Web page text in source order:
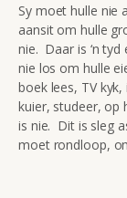
Sy moet hulle nie
aansit om hulle
nie. Daar is ‘n
nie los om hulle
boek lees, TV
kuier, studeer, op
is nie. Dit is sleg
moet rondloop,